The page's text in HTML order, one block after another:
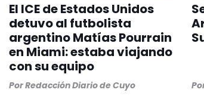
El ICE de Estados Unidos
detuvo al futbolista
argentino Matías Pourrain
en Miami: estaba viajando
con su equipo
PorRedacción Diario de Cuyo